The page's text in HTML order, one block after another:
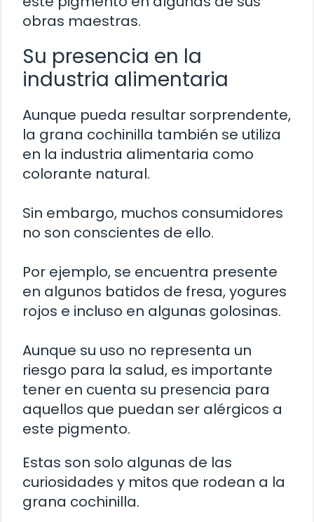
obras maestras.
Su presencia en la
industria alimentaria
Aunque pueda resultar sorprendente,
la grana cochinilla también se utiliza
en la industria alimentaria como
colorante natural.
Sin embargo, muchos consumidores
no son conscientes de ello.
Por ejemplo, se encuentra presente
en algunos batidos de fresa, yogures
rojos e incluso en algunas golosinas.
Aunque su uso no representa un
riesgo para la salud, es importante
tener en cuenta su presencia para
aquellos que puedan ser alérgicos a
este pigmento.
Estas son solo algunas de las
curiosidades y mitos que rodean a la
grana cochinilla.